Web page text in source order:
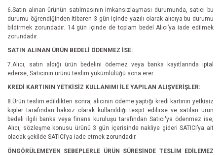
6.Satın alınan ürünün satılmasının imkansızlaşması durumunda, satıcı bu
durumu öğrendiğinden itibaren 3 gün içinde yazılı olarak alıcıya bu durumu
bildirmek zorundadır. 14 gün içinde de toplam bedel Alıcı’ya iade edilmek
zorundadır.
SATIN ALINAN ÜRÜN BEDELİ ÖDENMEZ İSE:
7.Alıcı, satın aldığı ürün bedelini ödemez veya banka kayıtlarında iptal
ederse, Satıcının ürünü teslim yükümlülüğü sona erer.
KREDİ KARTININ YETKİSİZ KULLANIMI İLE YAPILAN ALIŞVERİŞLER:
8.Ürün teslim edildikten sonra, alıcının ödeme yaptığı kredi kartının yetkisiz
kişiler tarafından haksız olarak kullanıldığı tespit edilirse ve satılan ürün
bedeli ilgili banka veya finans kuruluşu tarafından Satıcı'ya ödenmez ise,
Alıcı, sözleşme konusu ürünü 3 gün içerisinde nakliye gideri SATICI’ya ait
olacak şekilde SATICI’ya iade etmek zorundadır.
ÖNGÖRÜLEMEYEN SEBEPLERLE ÜRÜN SÜRESİNDE TESLİM EDİLEMEZ